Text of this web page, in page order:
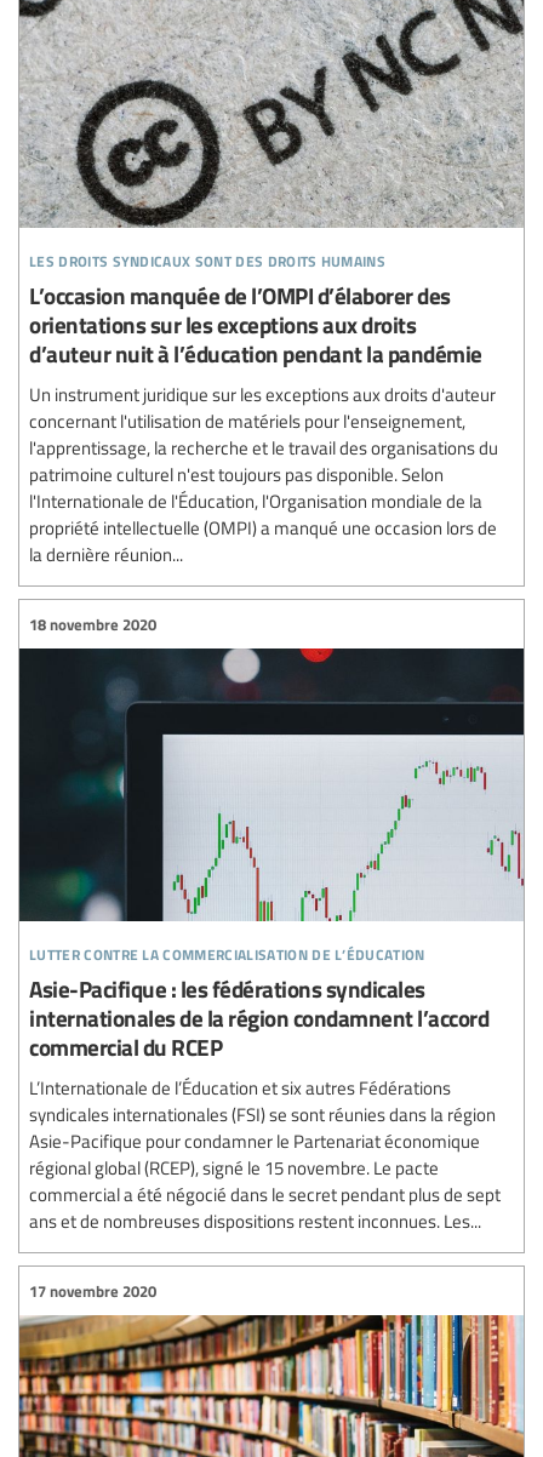
les droits syndicaux sont des droits humains
L’occasion manquée de l’OMPI d’élaborer des
orientations sur les exceptions aux droits
d’auteur nuit à l’éducation pendant la pandémie
Un instrument juridique sur les exceptions aux droits d'auteur
concernant l'utilisation de matériels pour l'enseignement,
l'apprentissage, la recherche et le travail des organisations du
patrimoine culturel n'est toujours pas disponible. Selon
l'Internationale de l'Éducation, l'Organisation mondiale de la
propriété intellectuelle (OMPI) a manqué une occasion lors de
la dernière réunion...
lutter contre la commercialisation de l’éducation
18 novembre 2020
Asie-Pacifique : les fédérations syndicales
internationales de la région condamnent l’accord
commercial du RCEP
L’Internationale de l’Éducation et six autres Fédérations
syndicales internationales (FSI) se sont réunies dans la région
Asie-Pacifique pour condamner le Partenariat économique
régional global (RCEP), signé le 15 novembre. Le pacte
commercial a été négocié dans le secret pendant plus de sept
ans et de nombreuses dispositions restent inconnues. Les...
17 novembre 2020